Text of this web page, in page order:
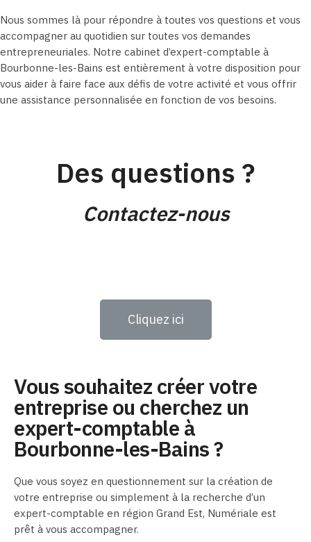
Nous sommes là pour répondre à toutes vos questions et vous
accompagner au quotidien sur toutes vos demandes
entrepreneuriales. Notre cabinet d’expert-comptable à
Bourbonne-les-Bains est entièrement à votre disposition pour
vous aider à faire face aux défis de votre activité et vous offrir
une assistance personnalisée en fonction de vos besoins.
Des questions ?
Contactez-nous
Cliquez ici
Vous souhaitez créer votre
entreprise ou cherchez un
expert-comptable à
Bourbonne-les-Bains ?
Que vous soyez en questionnement sur la création de
votre entreprise ou simplement à la recherche d’un
expert-comptable en région Grand Est, Numériale est
prêt à vous accompagner.